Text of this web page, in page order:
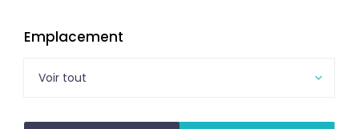
Emplacement
Voir tout